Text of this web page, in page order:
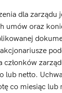
dla zarządu
umów oraz
członków
lub netto.
co miesiąc lub